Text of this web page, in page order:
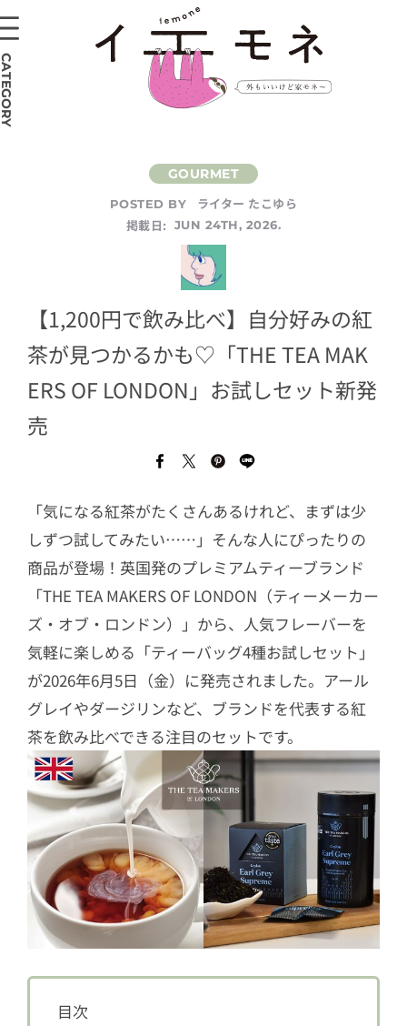
POSTED BY
ライター たこゆら
掲載日:
JUN 24TH, 2026.
【1,200円で飲み比べ】自分好みの紅
茶が見つかるかも♡「THE TEA MAK
ERS OF LONDON」お試しセット新発
売
「気になる紅茶がたくさんあるけれど、まずは少
しずつ試してみたい……」そんな人にぴったりの
商品が登場！英国発のプレミアムティーブランド
「THE TEA MAKERS OF LONDON（ティーメーカー
ズ・オブ・ロンドン）」から、人気フレーバーを
気軽に楽しめる「ティーバッグ4種お試しセット」
が2026年6月5日（金）に発売されました。アール
グレイやダージリンなど、ブランドを代表する紅
茶を飲み比べできる注目のセットです。
目次